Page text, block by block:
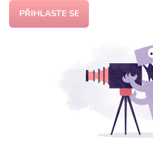
PŘIHLASTE SE